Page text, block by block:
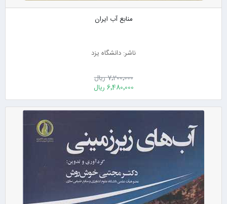
منابع آب ایران
ناشر: دانشگاه یزد
7٬200٬000 ریال
6٬480٬000 ریال